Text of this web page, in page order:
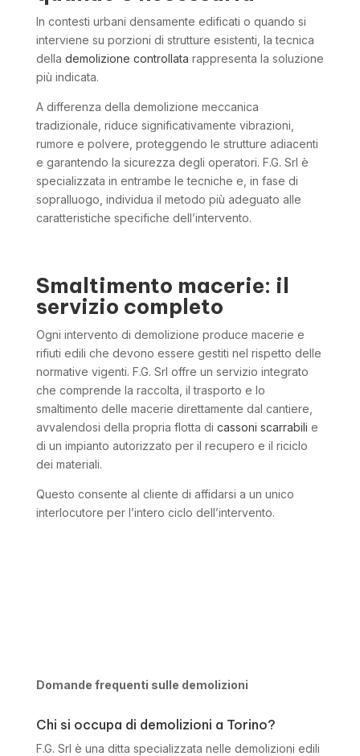
In contesti urbani densamente edificati o quando si
interviene su porzioni di strutture esistenti, la tecnica
della demolizione controllata rappresenta la soluzione
più indicata.
A differenza della demolizione meccanica
tradizionale, riduce significativamente vibrazioni,
rumore e polvere, proteggendo le strutture adiacenti
e garantendo la sicurezza degli operatori. F.G. Srl è
specializzata in entrambe le tecniche e, in fase di
sopralluogo, individua il metodo più adeguato alle
caratteristiche specifiche dell’intervento.
Smaltimento macerie: il
servizio completo
Ogni intervento di demolizione produce macerie e
rifiuti edili che devono essere gestiti nel rispetto delle
normative vigenti. F.G. Srl offre un servizio integrato
che comprende la raccolta, il trasporto e lo
smaltimento delle macerie direttamente dal cantiere,
avvalendosi della propria flotta di cassoni scarrabili e
di un impianto autorizzato per il recupero e il riciclo
dei materiali.
Questo consente al cliente di affidarsi a un unico
interlocutore per l’intero ciclo dell’intervento.
Domande frequenti sulle demolizioni
Chi si occupa di demolizioni a Torino?
F.G. Srl è una ditta specializzata nelle demolizioni edili